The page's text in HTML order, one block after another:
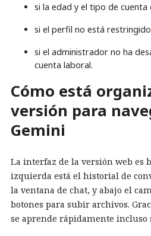
si la edad y el tipo de cuenta
si el perfil no está
si el administrador no ha
cuenta laboral.
Cómo está
versión para
Gemini
La interfaz de la versión web es
izquierda está el historial de
la ventana de chat, y abajo el
botones para subir archivos.
se aprende rápidamente incluso